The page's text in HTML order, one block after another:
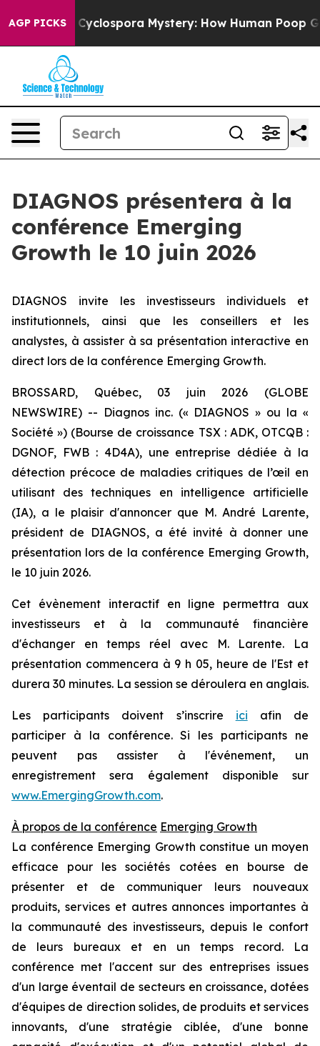
AGP PICKS
The Cyclospora Mystery: How Human Poop Got
DIAGNOS présentera à la
conférence Emerging
Growth le 10 juin 2026
DIAGNOS invite les investisseurs individuels et
institutionnels, ainsi que les conseillers et les
analystes, à assister à sa présentation interactive en
direct lors de la conférence Emerging Growth.
BROSSARD, Québec, 03 juin 2026 (GLOBE
NEWSWIRE) -- Diagnos inc. (« DIAGNOS » ou la «
Société ») (Bourse de croissance TSX : ADK, OTCQB :
DGNOF, FWB : 4D4A), une entreprise dédiée à la
détection précoce de maladies critiques de l’œil en
utilisant des techniques en intelligence artificielle
(IA), a le plaisir d'annoncer que M. André Larente,
président de DIAGNOS, a été invité à donner une
présentation lors de la conférence Emerging Growth,
le 10 juin 2026.
Cet évènement interactif en ligne permettra aux
investisseurs et à la communauté financière
d'échanger en temps réel avec M. Larente. La
présentation commencera à 9 h 05, heure de l'Est et
durera 30 minutes. La session se déroulera en anglais.
Les participants doivent s’inscrire ici afin de
participer à la conférence. Si les participants ne
peuvent pas assister à l'événement, un
enregistrement sera également disponible sur
www.EmergingGrowth.com.
À propos de la conférence Emerging Growth
La conférence Emerging Growth constitue un moyen
efficace pour les sociétés cotées en bourse de
présenter et de communiquer leurs nouveaux
produits, services et autres annonces importantes à
la communauté des investisseurs, depuis le confort
de leurs bureaux et en un temps record. La
conférence met l'accent sur des entreprises issues
d'un large éventail de secteurs en croissance, dotées
d'équipes de direction solides, de produits et services
innovants, d'une stratégie ciblée, d'une bonne